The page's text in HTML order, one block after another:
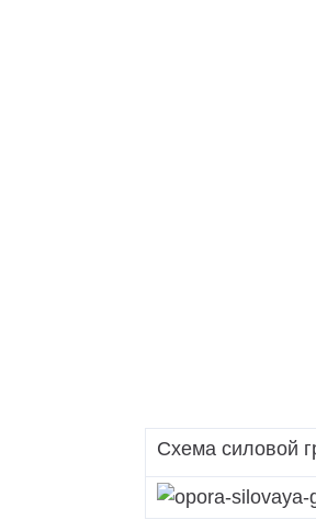
Схема силовой